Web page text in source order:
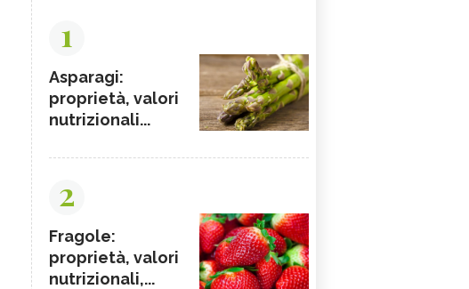
1
Asparagi:
proprietà, valori
nutrizionali...
2
Fragole:
proprietà, valori
nutrizionali,...